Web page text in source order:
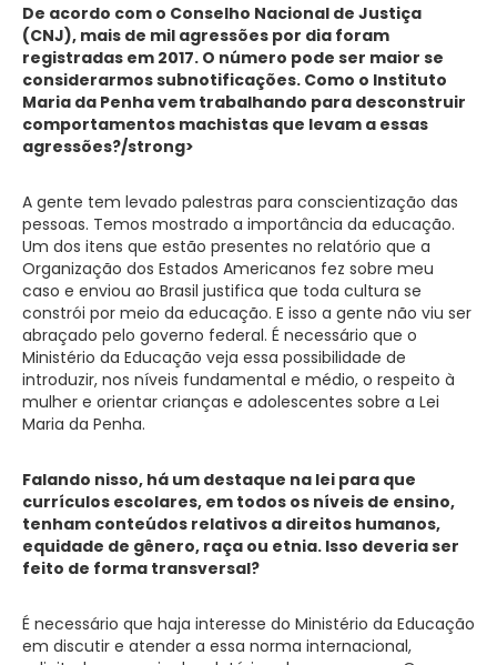
De acordo com o Conselho Nacional de Justiça
(CNJ), mais de mil agressões por dia foram
registradas em 2017. O número pode ser maior se
considerarmos subnotificações. Como o Instituto
Maria da Penha vem trabalhando para desconstruir
comportamentos machistas que levam a essas
agressões?/strong>
A gente tem levado palestras para conscientização das
pessoas. Temos mostrado a importância da educação.
Um dos itens que estão presentes no relatório que a
Organização dos Estados Americanos fez sobre meu
caso e enviou ao Brasil justifica que toda cultura se
constrói por meio da educação. E isso a gente não viu ser
abraçado pelo governo federal. É necessário que o
Ministério da Educação veja essa possibilidade de
introduzir, nos níveis fundamental e médio, o respeito à
mulher e orientar crianças e adolescentes sobre a Lei
Maria da Penha.
Falando nisso, há um destaque na lei para que
currículos escolares, em todos os níveis de ensino,
tenham conteúdos relativos a direitos humanos,
equidade de gênero, raça ou etnia. Isso deveria ser
feito de forma transversal?
É necessário que haja interesse do Ministério da Educação
em discutir e atender a essa norma internacional,